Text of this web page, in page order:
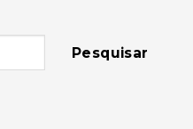
Pesquisar